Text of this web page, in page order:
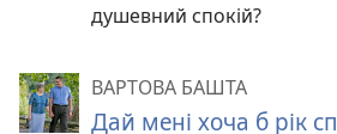
душевний спокій?
ВАРТОВА БАШТА
Дай мені хоча б рік